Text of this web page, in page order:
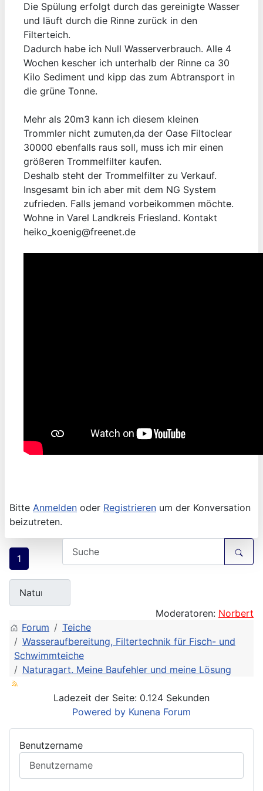
Die Spülung erfolgt durch das gereinigte Wasser
und läuft durch die Rinne zurück in den
Filterteich.
Dadurch habe ich Null Wasserverbrauch. Alle 4
Wochen kescher ich unterhalb der Rinne ca 30
Kilo Sediment und kipp das zum Abtransport in
die grüne Tonne.
Mehr als 20m3 kann ich diesem kleinen
Trommler nicht zumuten,da der Oase Filtoclear
30000 ebenfalls raus soll, muss ich mir einen
größeren Trommelfilter kaufen.
Deshalb steht der Trommelfilter zu Verkauf.
Insgesamt bin ich aber mit dem NG System
zufrieden. Falls jemand vorbeikommen möchte.
Wohne in Varel Landkreis Friesland. Kontakt
heiko_koenig@freenet.de
Bitte Anmelden oder Registrieren um der Konversation
beizutreten.
1
Moderatoren: Norbert
Forum
Teiche
Wasseraufbereitung, Filtertechnik für Fisch- und
Schwimmteiche
Naturagart. Meine Baufehler und meine Lösung
Ladezeit der Seite: 0.124 Sekunden
Powered by Kunena Forum
Benutzername